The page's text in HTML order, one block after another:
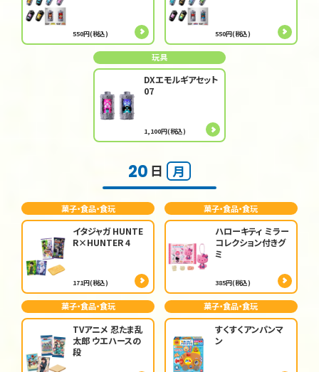
550円(税込) 550円(税込)
玩具
DXエモルギアセット
07
1,100円(税込)
20 日 月
菓子・食品・食玩
イタジャガ HUNTE
R×HUNTER 4
171円(税込)
菓子・食品・食玩
ハローキティ ミラー
コレクション付きグ
ミ
385円(税込)
菓子・食品・食玩
TVアニメ 忍たま乱
太郎 ウエハースの
段
菓子・食品・食玩
すくすくアンパンマ
ン